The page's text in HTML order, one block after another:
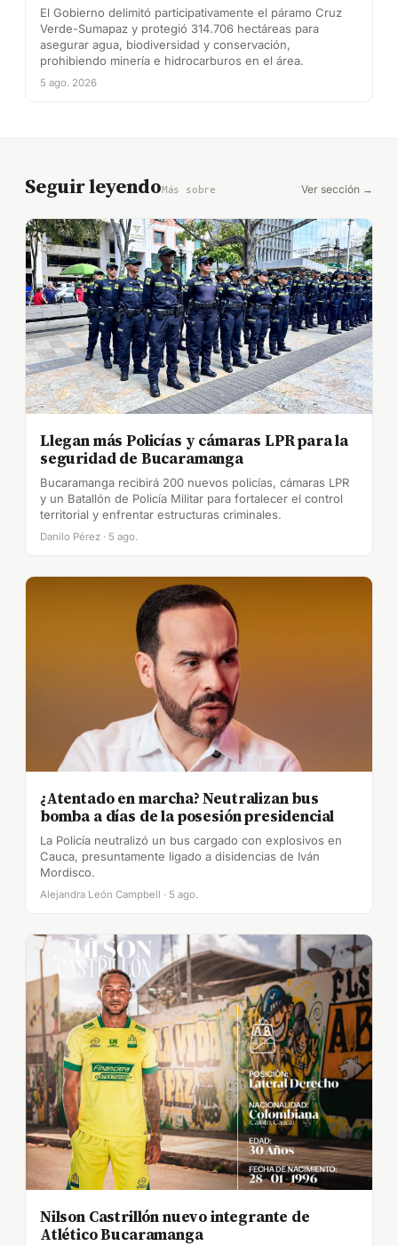
El Gobierno delimitó participativamente el páramo Cruz
Verde-Sumapaz y protegió 314.706 hectáreas para
asegurar agua, biodiversidad y conservación,
prohibiendo minería e hidrocarburos en el área.
5 ago. 2026
Seguir leyendoMás sobre Ver sección →
Llegan más Policías y cámaras LPR para la
seguridad de Bucaramanga
Bucaramanga recibirá 200 nuevos policías, cámaras LPR
y un Batallón de Policía Militar para fortalecer el control
territorial y enfrentar estructuras criminales.
Danilo Pérez · 5 ago.
¿Atentado en marcha? Neutralizan bus
bomba a días de la posesión presidencial
La Policía neutralizó un bus cargado con explosivos en
Cauca, presuntamente ligado a disidencias de Iván
Mordisco.
Alejandra León Campbell · 5 ago.
Nilson Castrillón nuevo integrante de
Atlético Bucaramanga